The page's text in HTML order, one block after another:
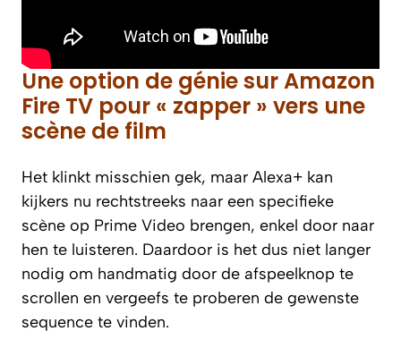
Une option de génie sur Amazon
Fire TV pour « zapper » vers une
scène de film
Het klinkt misschien gek, maar Alexa+ kan
kijkers nu rechtstreeks naar een specifieke
scène op Prime Video brengen, enkel door naar
hen te luisteren. Daardoor is het dus niet langer
nodig om handmatig door de afspeelknop te
scrollen en vergeefs te proberen de gewenste
sequence te vinden.